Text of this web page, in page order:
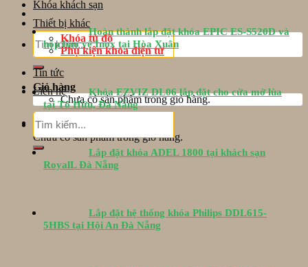
Tìm
kiếm:
Giỏ hàng
Chưa có sản phẩm trong giỏ hàng.
Giỏ hàng
Chưa có sản phẩm trong giỏ hàng.
Khóa khách sạn
Thiết bị khác
Khóa tủ đồ
Phụ kiện khóa điện tử
Tin tức
Liên hệ
Tìm
kiếm:
Hoàn thành lắp đặt khóa EPIC ES-S520D và
hộp bảo vệ Inox tại Hòa Xuân
Khóa EZVIZ DL06 lắp đặt cho cửa mở lùa
tại Tố Hữu, Đà Nẵng
Lắp đặt khóa ADEL 1800 tại khách sạn
RoyalL Đà Nẵng
Lắp đặt hệ thống khóa Philips DDL615-
5HBS tại Hội An Đà Nẵng